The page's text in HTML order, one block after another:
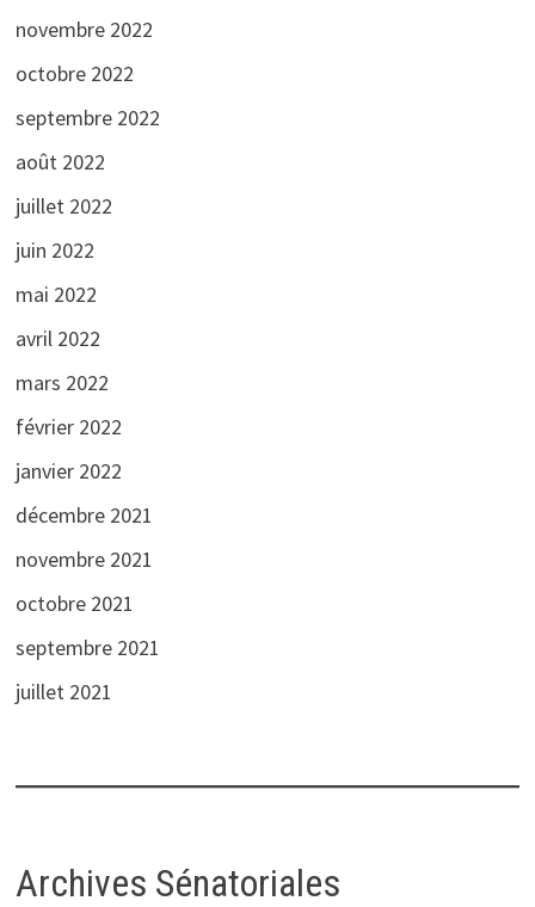
novembre 2022
octobre 2022
septembre 2022
août 2022
juillet 2022
juin 2022
mai 2022
avril 2022
mars 2022
février 2022
janvier 2022
décembre 2021
novembre 2021
octobre 2021
septembre 2021
juillet 2021
Archives Sénatoriales